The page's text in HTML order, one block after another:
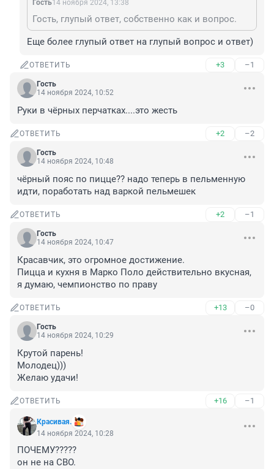
Гость14 ноября 2024, 13:38
Гость, глупый ответ, собственно как и вопрос.
Еще более глупый ответ на глупый вопрос и ответ)
ОТВЕТИТЬ +3 –1
Гость
14 ноября 2024, 10:52
Руки в чёрных перчатках....это жесть
ОТВЕТИТЬ +2 –2
Гость
14 ноября 2024, 10:48
чёрный пояс по пицце?? надо теперь в пельменную
идти, поработать над варкой пельмешек
ОТВЕТИТЬ +2 –1
Гость
14 ноября 2024, 10:47
Красавчик, это огромное достижение.
Пицца и кухня в Марко Поло действительно вкусная,
я думаю, чемпионство по праву
ОТВЕТИТЬ +13 –0
Гость
14 ноября 2024, 10:29
Крутой парень!
Молодец)))
Желаю удачи!
ОТВЕТИТЬ +16 –1
Красивая.
14 ноября 2024, 10:28
ПОЧЕМУ?????
он не на СВО.